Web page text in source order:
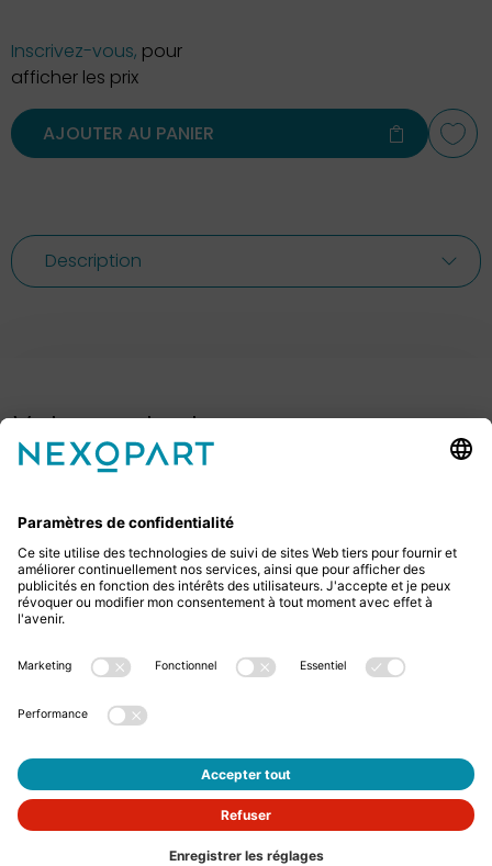
Inscrivez-vous, pour
afficher les prix
AJOUTER AU PANIER
Description
Votre contact avec nous.
Avez-vous des questions ? Alors sil vous plaît
+49 2522 59084 0
sales@nexopart.com
Protection des données Mentions légales
GTCs
GTCP